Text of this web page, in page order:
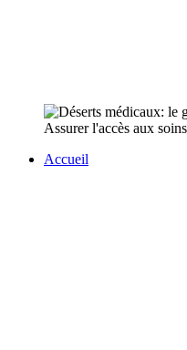
Assurer l'accès aux
Accueil